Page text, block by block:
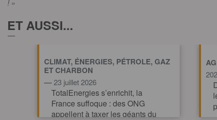
!»
ET AUSSI...
CLIMAT, ÉNERGIES, PÉTROLE, GAZ
ET CHARBON
—23 juillet 2026
TotalEnergies s’enrichit, la
France suffoque : des ONG
appellent à taxer les géants du